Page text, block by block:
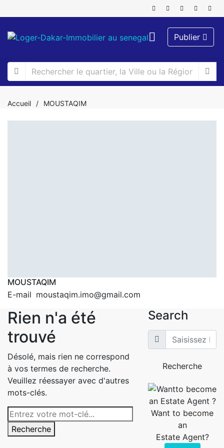
Publier
Accueil / MOUSTAQIM
MOUSTAQIM
E-mail moustaqim.imo@gmail.com
Rien n'a été
trouvé
Désolé, mais rien ne correspond
à vos termes de recherche.
Veuillez réessayer avec d'autres
mots-clés.
Recherche
Search
Recherche
Want to become
an
Estate Agent?